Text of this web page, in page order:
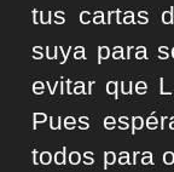
tus cartas
suya para
evitar que
Pues
todos para